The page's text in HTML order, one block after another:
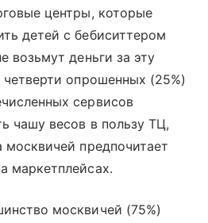
центры, которые
детей с бебиситтером
возьмут деньги за эту
опрошенных (25%)
сервисов
чашу весов в пользу ТЦ,
москвичей предпочитает
маркетплейсах.
москвичей (75%)